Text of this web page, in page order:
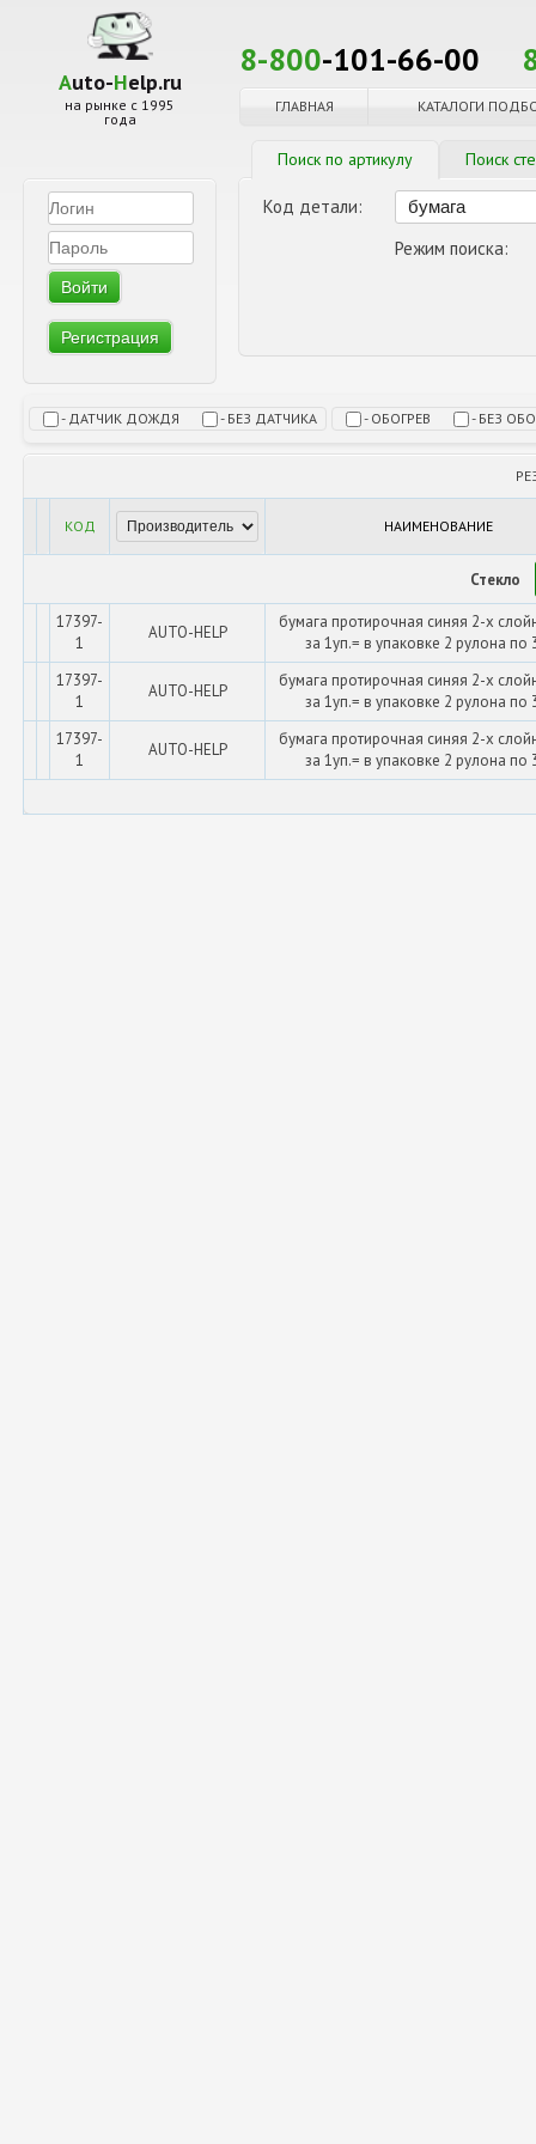
Auto-Help.ru
на рынке с 1995
года
Регистрация
8-800-101-66-00
ГЛАВНАЯ КАТАЛОГИ
Поиск по артикулу Поиск
Код детали:
Режим поиска:
- ДАТЧИК ДОЖДЯ - БЕЗ ДАТЧИКА - ОБОГРЕВ - БЕЗ
КОД НАИМЕНОВАНИЕ
Стекло
17397-
1
AUTO-HELP
бумага протирочная синяя 2-х
за 1уп.= в упаковке 2 рулона по
17397-
1
AUTO-HELP
бумага протирочная синяя 2-х
за 1уп.= в упаковке 2 рулона по
17397-
1
AUTO-HELP
бумага протирочная синяя 2-х
за 1уп.= в упаковке 2 рулона по